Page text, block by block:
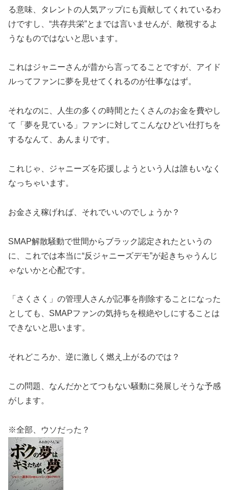
る意味、タレントの人気アップにも貢献してくれているわ
けですし、“共存共栄”とまでは言いませんが、敵視するよ
うなものではないと思います。
これはジャニーさんが昔から言ってることですが、アイド
ルってファンに夢を見せてくれるのが仕事なはず。
それなのに、人生の多くの時間とたくさんのお金を費やし
て「夢を見ている」ファンに対してこんなひどい仕打ちを
するなんて、あんまりです。
これじゃ、ジャニーズを応援しようという人は誰もいなく
なっちゃいます。
お金さえ稼げれば、それでいいのでしょうか？
SMAP解散騒動で世間からブラック認定されたというの
に、これでは本当に“反ジャニーズデモ”が起きちゃうんじ
ゃないかと心配です。
「さくさく」の管理人さんが記事を削除することになった
としても、SMAPファンの気持ちを根絶やしにすることは
できないと思います。
それどころか、逆に激しく燃え上がるのでは？
この問題、なんだかとてつもない騒動に発展しそうな予感
がします。
※全部、ウソだった？